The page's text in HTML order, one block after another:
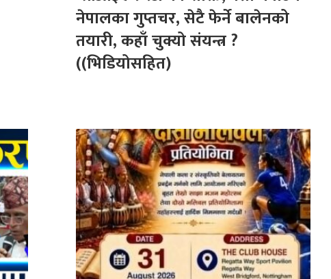
नेपालका गुप्तचर, सेटै फेर्ने बालेनको
तयारी, कहाँ चुक्यो संयन्त्र ?
((भिडियोसहित)